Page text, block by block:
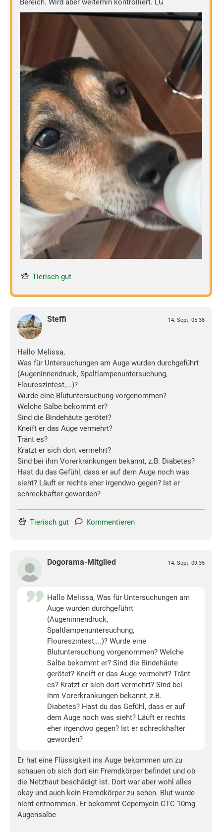
Bereich. Wird aber weiterhin kontrolliert. LG
Tierisch gut
Steffi 14. Sept. 05:38
Hallo Melissa,
Was für Untersuchungen am Auge wurden durchgeführt
(Augeninnendruck, Spaltlampenuntersuchung,
Floureszintest,...)?
Wurde eine Blutuntersuchung vorgenommen?
Welche Salbe bekommt er?
Sind die Bindehäute gerötet?
Kneift er das Auge vermehrt?
Tränt es?
Kratzt er sich dort vermehrt?
Sind bei ihm Vorerkrankungen bekannt, z.B. Diabetes?
Hast du das Gefühl, dass er auf dem Auge noch was
sieht? Läuft er rechts eher irgendwo gegen? Ist er
schreckhafter geworden?
Tierisch gut Kommentieren
Dogorama-Mitglied 14. Sept. 09:35
Hallo Melissa, Was für Untersuchungen am
Auge wurden durchgeführt
(Augeninnendruck,
Spaltlampenuntersuchung,
Floureszintest,...)? Wurde eine
Blutuntersuchung vorgenommen? Welche
Salbe bekommt er? Sind die Bindehäute
gerötet? Kneift er das Auge vermehrt? Tränt
es? Kratzt er sich dort vermehrt? Sind bei
ihm Vorerkrankungen bekannt, z.B.
Diabetes? Hast du das Gefühl, dass er auf
dem Auge noch was sieht? Läuft er rechts
eher irgendwo gegen? Ist er schreckhafter
geworden?
Er hat eine Flüssigkeit ins Auge bekommen um zu
schauen ob sich dort ein Fremdkörper befindet und ob
die Netzhaut beschädigt ist. Dort war aber wohl alles
okay und auch kein Fremdkörper zu sehen. Blut wurde
nicht entnommen. Er bekommt Cepemycin CTC 10mg
Augensalbe